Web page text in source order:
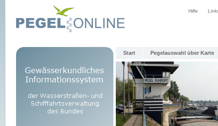
Hilfe
Start Pegelauswahl über Karte